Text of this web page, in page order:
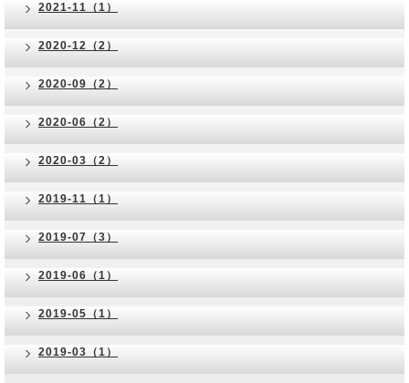
2021-11（1）
2020-12（2）
2020-09（2）
2020-06（2）
2020-03（2）
2019-11（1）
2019-07（3）
2019-06（1）
2019-05（1）
2019-03（1）